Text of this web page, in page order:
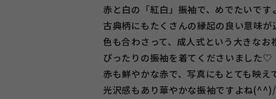
赤と白の「紅白」振袖で、めでたいで
古典柄にもたくさんの縁起の良い意味が
色も合わさって、成人式という大きなお
ぴったりの振袖を着てくださいました♡
赤も鮮やかな赤で、写真にもとても映え
光沢感もあり華やかな振袖ですよね(^^)/